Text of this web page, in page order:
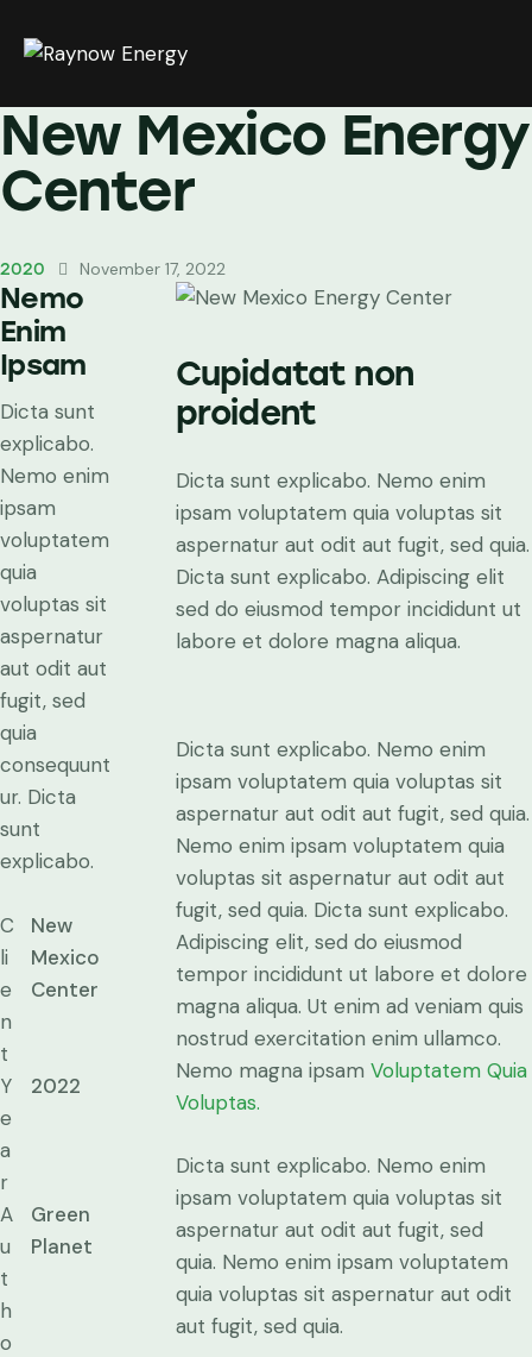
New Mexico Energy
Center
2020 November 17, 2022
Nemo
Enim
Ipsam
Dicta sunt
explicabo.
Nemo enim
ipsam
voluptatem
quia
voluptas sit
aspernatur
aut odit aut
fugit, sed
quia
consequunt
ur. Dicta
sunt
explicabo.
C
li
e
n
t
New
Mexico
Center
Y
e
a
r
2022
A
u
t
h
o
Green
Planet
Cupidatat non
proident
Dicta sunt explicabo. Nemo enim
ipsam voluptatem quia voluptas sit
aspernatur aut odit aut fugit, sed quia.
Dicta sunt explicabo. Adipiscing elit
sed do eiusmod tempor incididunt ut
labore et dolore magna aliqua.
Dicta sunt explicabo. Nemo enim
ipsam voluptatem quia voluptas sit
aspernatur aut odit aut fugit, sed quia.
Nemo enim ipsam voluptatem quia
voluptas sit aspernatur aut odit aut
fugit, sed quia. Dicta sunt explicabo.
Adipiscing elit, sed do eiusmod
tempor incididunt ut labore et dolore
magna aliqua. Ut enim ad veniam quis
nostrud exercitation enim ullamco.
Nemo magna ipsam Voluptatem Quia
Voluptas.
Dicta sunt explicabo. Nemo enim
ipsam voluptatem quia voluptas sit
aspernatur aut odit aut fugit, sed
quia. Nemo enim ipsam voluptatem
quia voluptas sit aspernatur aut odit
aut fugit, sed quia.